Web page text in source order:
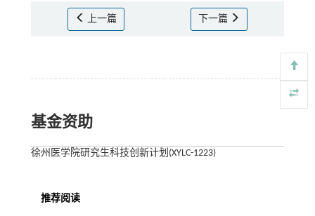
上一篇 下一篇
基金资助
徐州医学院研究生科技创新计划(XYLC-1223)